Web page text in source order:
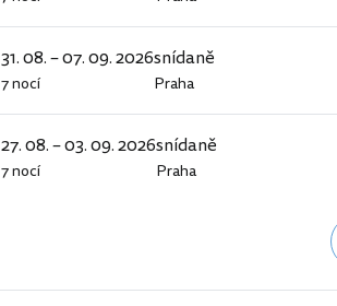
31. 08. – 07. 09. 2026
7 nocí
snídaně
Praha
27. 08. – 03. 09. 2026
7 nocí
snídaně
Praha